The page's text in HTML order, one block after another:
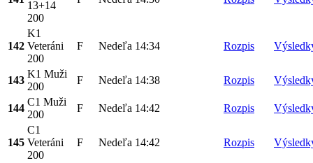
13+14
200
142
K1
Veteráni
200
F Nedeľa 14:34 Rozpis
143
K1 Muži
200
F Nedeľa 14:38 Rozpis
144
C1 Muži
200
F Nedeľa 14:42 Rozpis
145
C1
Veteráni
200
F Nedeľa 14:42 Rozpis